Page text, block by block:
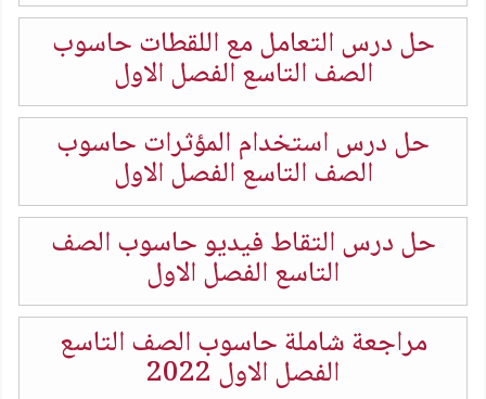
حل درس التعامل مع اللقطات حاسوب
الصف التاسع الفصل الاول
حل درس استخدام المؤثرات حاسوب
الصف التاسع الفصل الاول
حل درس التقاط فيديو حاسوب الصف
التاسع الفصل الاول
مراجعة شاملة حاسوب الصف التاسع
الفصل الاول 2022